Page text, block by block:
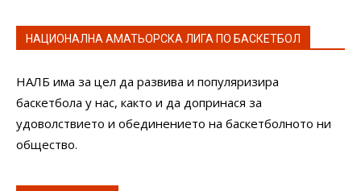
НАЦИОНАЛНА АМАТЬОРСКА ЛИГА ПО БАСКЕТБОЛ
НАЛБ има за цел да развива и популяризира
баскетбола у нас, както и да допринася за
удоволствието и обединението на баскетболното ни
общество.